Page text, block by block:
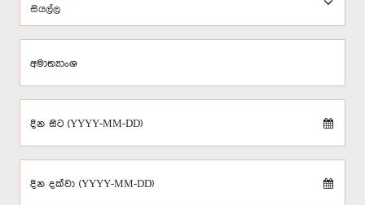
සියල්ල
අමාත්‍යාංශ
දින සිට (YYYY-MM-DD)
දින දක්වා (YYYY-MM-DD)